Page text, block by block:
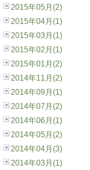
2015年05月(2)
2015年04月(1)
2015年03月(1)
2015年02月(1)
2015年01月(2)
2014年11月(2)
2014年09月(1)
2014年07月(2)
2014年06月(1)
2014年05月(2)
2014年04月(3)
2014年03月(1)